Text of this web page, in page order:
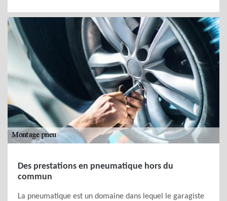
Des prestations en pneumatique hors du
commun
La pneumatique est un domaine dans lequel le garagiste